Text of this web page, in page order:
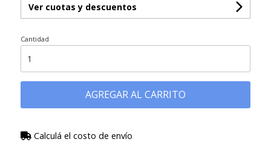
Ver cuotas y descuentos
Cantidad
AGREGAR AL CARRITO
Calculá el costo de envío